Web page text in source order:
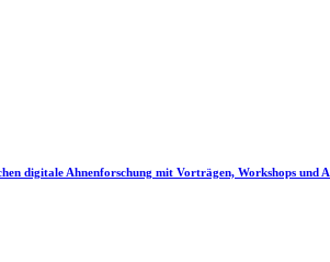
digitale Ahnenforschung mit Vorträgen, Workshops und